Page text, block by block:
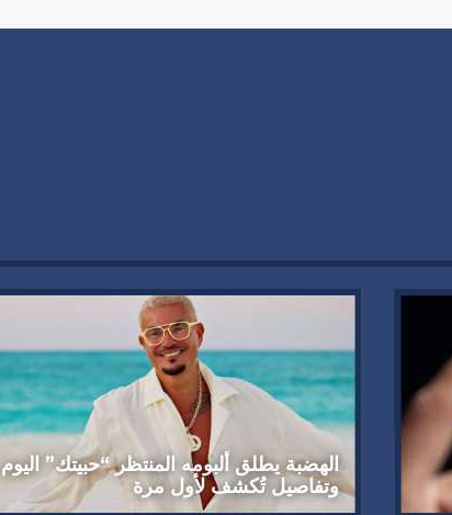
الهضبة يطلق ألبومه المنتظر “حبيتك” اليوم
وتفاصيل تُكشف لأول مرة